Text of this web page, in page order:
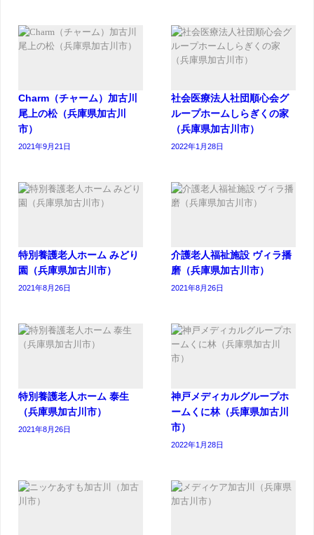
Charm（チャーム）加古川
尾上の松（兵庫県加古川
市）
2021年9月21日
社会医療法人社団順心会グ
ループホームしらぎくの家
（兵庫県加古川市）
2022年1月28日
特別養護老人ホーム みどり
園（兵庫県加古川市）
2021年8月26日
介護老人福祉施設 ヴィラ播
磨（兵庫県加古川市）
2021年8月26日
特別養護老人ホーム 泰生
（兵庫県加古川市）
2021年8月26日
神戸メディカルグループホ
ームくに林（兵庫県加古川
市）
2022年1月28日